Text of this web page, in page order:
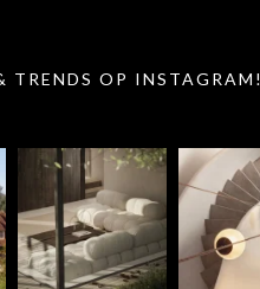
TRENDS OP INSTAGRAM!